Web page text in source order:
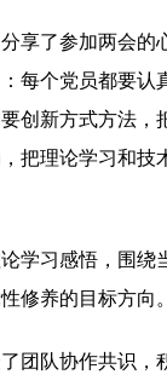
享了参加两会的
每个党员都要认
创新方式方法，
把理论学习和技
学习感悟，围绕
修养的目标方向。
团队协作共识，